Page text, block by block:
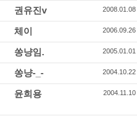
권유진v 2008.01.08
체이 2006.09.26
쏭냥임. 2005.01.01
쏭냥-_- 2004.10.22
윤희용 2004.11.10